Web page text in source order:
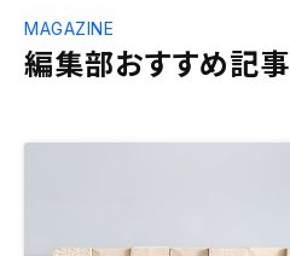
編集部おすすめ記事
MAGAZINE